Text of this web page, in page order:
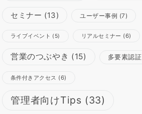
セミナー (13) ユーザー事例 (7)
ライブイベント (5) リアルセミナー (6)
営業のつぶやき (15) 多要素認証
条件付きアクセス (6)
管理者向けTips (33)